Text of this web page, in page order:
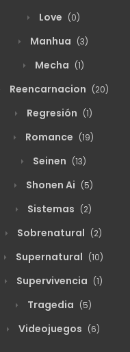
Love (0)
Manhua (3)
Mecha (1)
Reencarnacion (20)
Regresión (1)
Romance (19)
Seinen (13)
Shonen Ai (5)
Sistemas (2)
Sobrenatural (2)
Supernatural (10)
Supervivencia (1)
Tragedia (5)
Videojuegos (6)